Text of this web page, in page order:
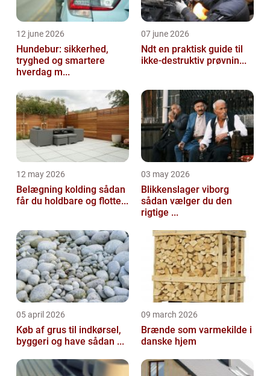
12 june 2026
Hundebur: sikkerhed,
tryghed og smartere
hverdag m...
07 june 2026
Ndt en praktisk guide til
ikke-destruktiv prøvnin...
12 may 2026
Belægning kolding sådan
får du holdbare og flotte...
03 may 2026
Blikkenslager viborg
sådan vælger du den
rigtige ...
05 april 2026
Køb af grus til indkørsel,
byggeri og have sådan ...
09 march 2026
Brænde som varmekilde i
danske hjem